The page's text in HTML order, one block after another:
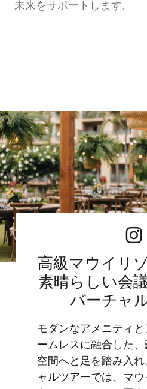
未来をサポートします。
高級マウイリ
素晴らしい会
バーチャ
モダンなアメニティ
ームレスに融合した
空間へと足を踏み入
ャルツアーでは、マ